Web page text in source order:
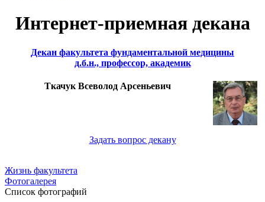
Интернет-приемная декана
Декан факультета фундаментальной медицины
д.б.н., профессор, академик
Ткачук Всеволод Арсеньевич
Задать вопрос декану
Жизнь факультета
Фотогалерея
Список фотографий